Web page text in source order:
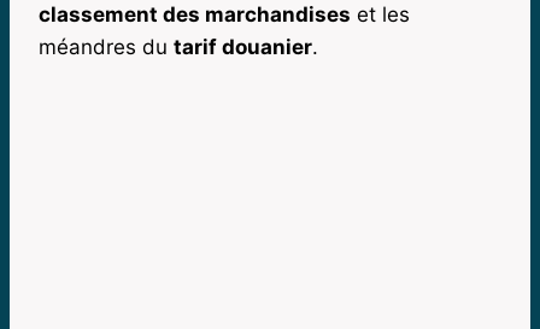
classement des marchandises et les
méandres du tarif douanier.